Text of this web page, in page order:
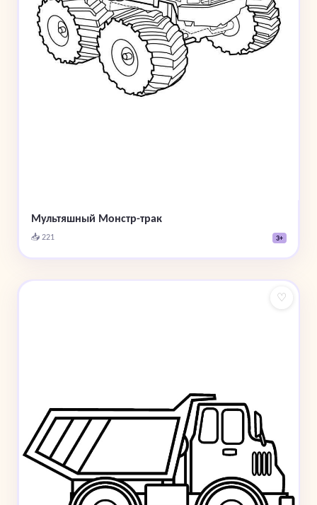
Мультяшный Монстр-трак
📥 221 3+
♡